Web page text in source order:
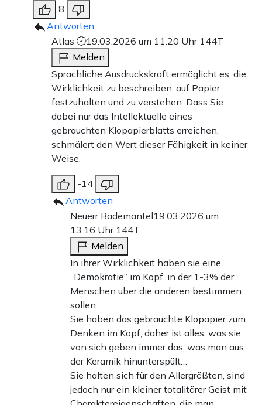
8
Antworten
Atlas
19.03.2026 um 11:20 Uhr 144T
Melden
Sprachliche Ausdruckskraft ermöglicht es, die
Wirklichkeit zu beschreiben, auf Papier
festzuhalten und zu verstehen. Dass Sie
dabei nur das Intellektuelle eines
gebrauchten Klopapierblatts erreichen,
schmälert den Wert dieser Fähigkeit in keiner
Weise.
-14
Antworten
Neuerr Bademantel19.03.2026 um
13:16 Uhr 144T
Melden
In ihrer Wirklichkeit haben sie eine
„Demokratie“ im Kopf, in der 1-3% der
Menschen über die anderen bestimmen
sollen.
Sie haben das gebrauchte Klopapier zum
Denken im Kopf, daher ist alles, was sie
von sich geben immer das, was man aus
der Keramik hinunterspült…
Sie halten sich für den Allergrößten, sind
jedoch nur ein kleiner totalitärer Geist mit